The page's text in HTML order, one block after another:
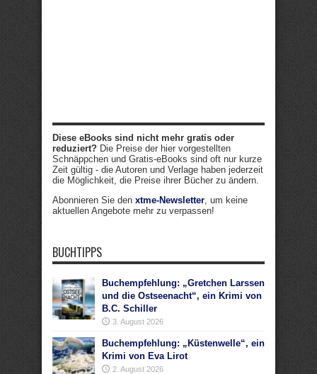
Diese eBooks sind nicht mehr gratis oder
reduziert? Die Preise der hier vorgestellten
Schnäppchen und Gratis-eBooks sind oft nur kurze
Zeit gültig - die Autoren und Verlage haben jederzeit
die Möglichkeit, die Preise ihrer Bücher zu ändern.
Abonnieren Sie den xtme-Newsletter, um keine
aktuellen Angebote mehr zu verpassen!
BUCHTIPPS
Buchempfehlung: „Gretchen Larssen
und die Ostseenacht“, ein Krimi von
B.C. Schiller
3. August 2026
Buchempfehlung: „Küstenwelle“, ein
Krimi von Eva Lirot
2. August 2026